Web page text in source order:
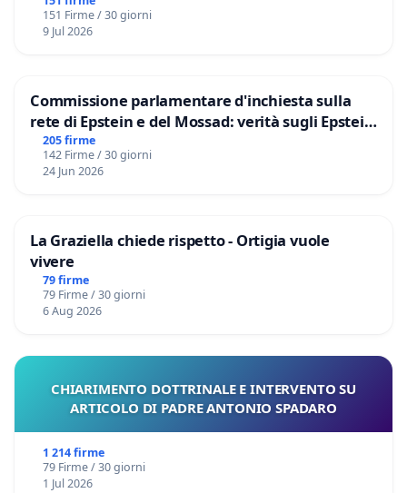
151 Firme / 30 giorni
9 Jul 2026
Commissione parlamentare d'inchiesta sulla
rete di Epstein e del Mossad: verità sugli Epstein
Files
205 firme
142 Firme / 30 giorni
24 Jun 2026
La Graziella chiede rispetto - Ortigia vuole
vivere
79 firme
79 Firme / 30 giorni
6 Aug 2026
CHIARIMENTO DOTTRINALE E INTERVENTO SU
ARTICOLO DI PADRE ANTONIO SPADARO
1 214 firme
79 Firme / 30 giorni
1 Jul 2026